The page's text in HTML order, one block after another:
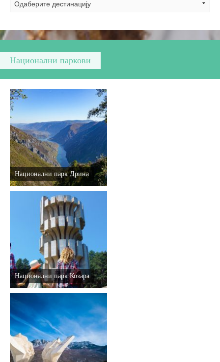
Културни туризам
Гастрономија
Лов и риболов
Омладински туризам
Дестинације
Списак дестинација
Мапа дестинација
Манифестације
Смјештај
Мултимедија
Фото
Видео
E-Brochure
Национални паркови
Национални парк Дрина
Национални парк Козара